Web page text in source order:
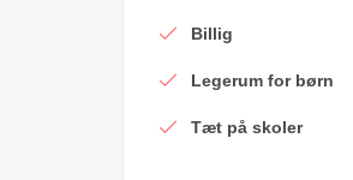
Billig
Legerum for børn
Tæt på skoler